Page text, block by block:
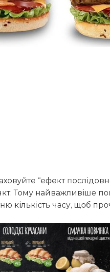
“ефект
Тому найважливіше
кількість часу, щоб